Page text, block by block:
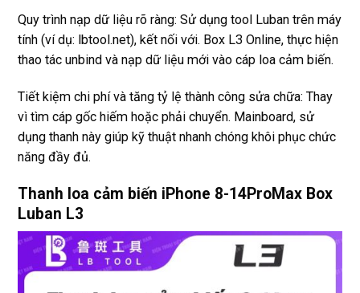
Quy trình nạp dữ liệu rõ ràng: Sử dụng tool Luban trên máy
tính (ví dụ: lbtool.net), kết nối với. Box L3 Online, thực hiện
thao tác unbind và nạp dữ liệu mới vào cáp loa cảm biến.
Tiết kiệm chi phí và tăng tỷ lệ thành công sửa chữa: Thay
vì tìm cáp gốc hiếm hoặc phải chuyển. Mainboard, sử
dụng thanh này giúp kỹ thuật nhanh chóng khôi phục chức
năng đầy đủ.
Thanh loa cảm biến iPhone 8-14ProMax Box
Luban L3